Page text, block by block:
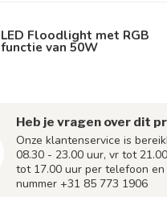
LED Floodlight met RGB
functie van 50W
Heb je vragen over dit
Onze klantenservice is
08.30 - 23.00 uur, vr tot
tot 17.00 uur per telefoon
nummer +31 85 773 1906